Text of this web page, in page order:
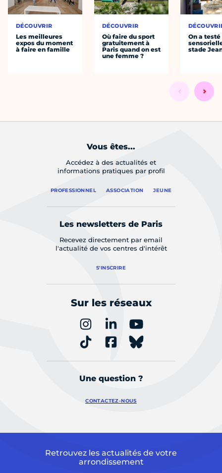
DÉCOUVRIR
Les meilleures
expos du moment
à faire en famille
DÉCOUVRIR
Où faire du sport
gratuitement à
Paris quand on est
une femme ?
On a
stade
Vous êtes...
Accédez à des actualités et
informations pratiques par profil
PROFESSIONNEL ASSOCIATION JEUNE
Les newsletters de Paris
Recevez directement par email
l'actualité de vos centres d'intérêt
S'INSCRIRE
Sur les réseaux
Une question ?
CONTACTEZ-NOUS
Retrouvez les actualités de votre
arrondissement